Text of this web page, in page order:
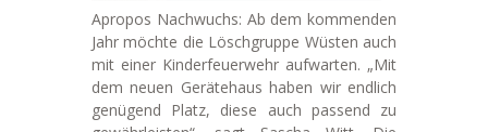
Apropos Nachwuchs: Ab dem kommenden
Jahr möchte die Löschgruppe Wüsten auch
mit einer Kinderfeuerwehr aufwarten. „Mit
dem neuen Gerätehaus haben wir endlich
genügend Platz, diese auch passend zu